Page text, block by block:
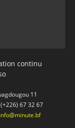
continu
11
67 32 67
info@minute.bf